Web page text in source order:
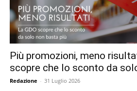
Più promozioni, meno
scopre che lo sconto da
Redazione - 31 Luglio 2026